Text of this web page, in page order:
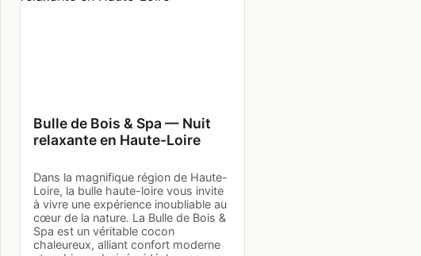
Bulle de Bois & Spa — Nuit
relaxante en Haute-Loire
Dans la magnifique région de Haute-
Loire, la bulle haute-loire vous invite
à vivre une expérience inoubliable au
cœur de la nature. La Bulle de Bois &
Spa est un véritable cocon
chaleureux, alliant confort moderne